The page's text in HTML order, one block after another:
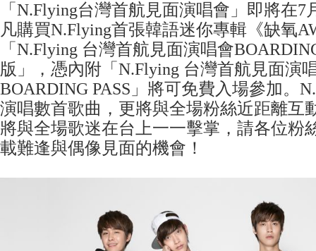
「N.Flying台灣首航見面演唱會」即將在7
凡購買N.Flying首張韓語迷你專輯《缺氧
「N.Flying 台灣首航見面演唱會
版」，憑內附「N.Flying 台灣首航見面演
BOARDING PASS」將可免費入場參加。
演唱數首歌曲，更將與全場粉絲近距離互
將與全場歌迷在台上一一擊掌，請各位粉
載難逢與偶像見面的機會！